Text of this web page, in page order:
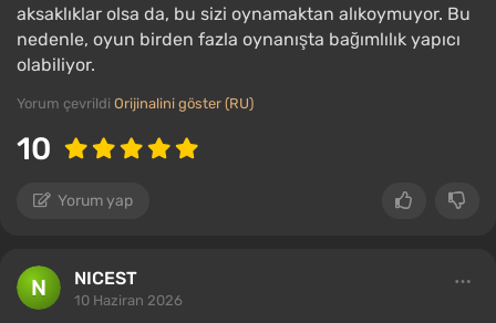
aksaklıklar olsa da, bu sizi oynamaktan alıkoymuyor. Bu
nedenle, oyun birden fazla oynanışta bağımlılık yapıcı
olabiliyor.
Yorum çevrildi Orijinalini göster (RU)
10
Yorum yap
NICEST
10 Haziran 2026